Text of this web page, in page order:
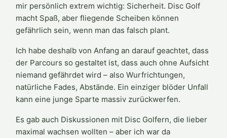
mir persönlich extrem wichtig: Sicherheit. Disc Golf
macht Spaß, aber fliegende Scheiben können
gefährlich sein, wenn man das falsch plant.
Ich habe deshalb von Anfang an darauf geachtet, dass
der Parcours so gestaltet ist, dass auch ohne Aufsicht
niemand gefährdet wird – also Wurfrichtungen,
natürliche Fades, Abstände. Ein einziger blöder Unfall
kann eine junge Sparte massiv zurückwerfen.
Es gab auch Diskussionen mit Disc Golfern, die lieber
maximal wachsen wollten – aber ich war da